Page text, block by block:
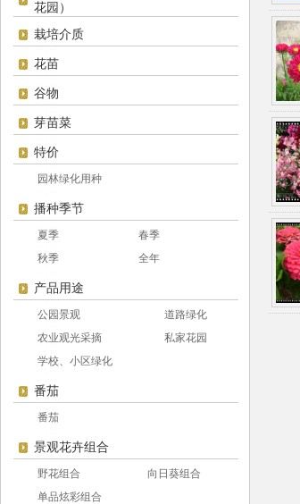
花园）
栽培介质
花苗
谷物
芽苗菜
特价
园林绿化用种
播种季节
夏季
春季
秋季
全年
产品用途
公园景观
道路绿化
农业观光采摘
私家花园
学校、小区绿化
番茄
番茄
景观花卉组合
野花组合
向日葵组合
单品炫彩组合